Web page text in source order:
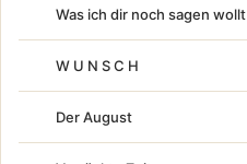
Was ich dir noch sagen wollt
W U N S C H
Der August